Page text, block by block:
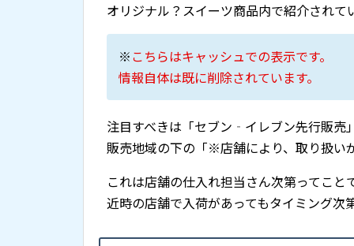
オリジナル？スイーツ商品内で紹介されて
※こちらはキャッシュでの表示です。
情報自体は既に削除されています。
注目すべきは「セブン‐イレブン先行販売
販売地域の下の「※店舗により、取り扱い
これは店舗の仕入れ担当さん次第ってこと
近時の店舗で入荷があってもタイミング次